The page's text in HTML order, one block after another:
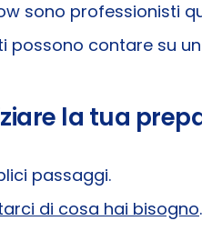
sono professionisti
possono contare su
la tua
passaggi.
di cosa hai bisogno.